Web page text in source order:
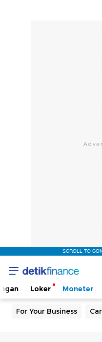
SCROLL TO
Loker Moneter
For Your Business